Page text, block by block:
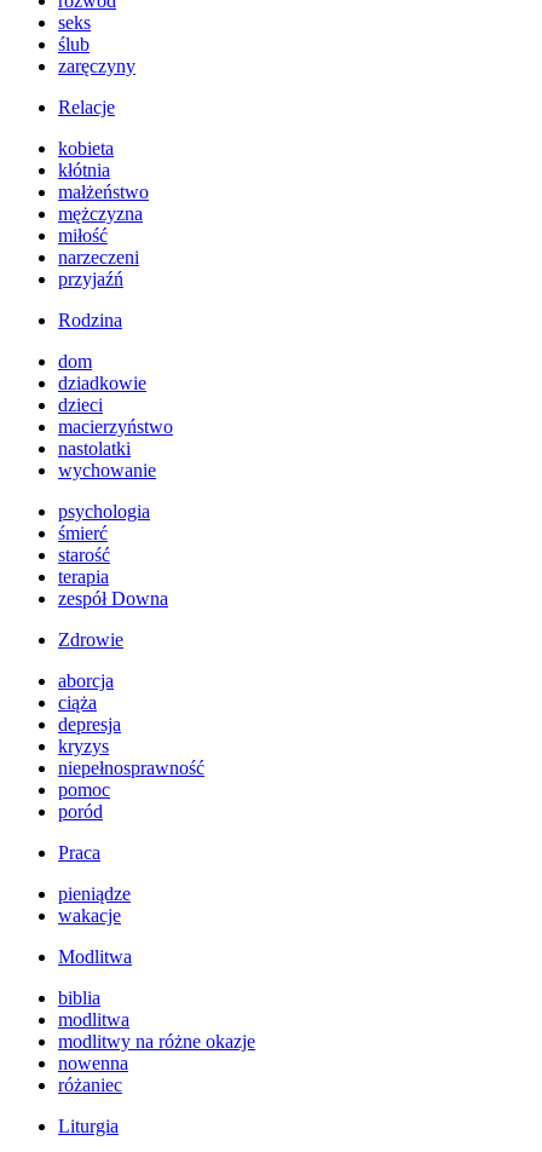
seks
ślub
zaręczyny
Relacje
kobieta
kłótnia
małżeństwo
mężczyzna
miłość
narzeczeni
przyjaźń
Rodzina
dom
dziadkowie
dzieci
macierzyństwo
nastolatki
wychowanie
psychologia
śmierć
starość
terapia
zespół Downa
Zdrowie
aborcja
ciąża
depresja
kryzys
niepełnosprawność
pomoc
poród
Praca
pieniądze
wakacje
Modlitwa
biblia
modlitwa
modlitwy na różne okazje
nowenna
różaniec
Liturgia